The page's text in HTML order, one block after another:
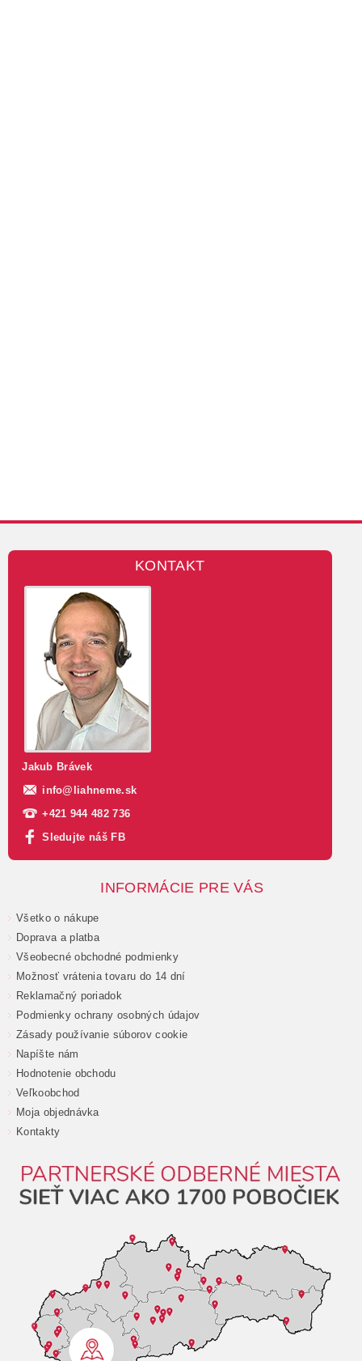
KONTAKT
Jakub Brávek
info@ liahneme.sk
+421 944 482 736
Sledujte náš FB
INFORMÁCIE PRE VÁS
Všetko o nákupe
Doprava a platba
Všeobecné obchodné podmienky
Možnosť vrátenia tovaru do 14 dní
Reklamačný poriadok
Podmienky ochrany osobných údajov
Zásady používanie súborov cookie
Napíšte nám
Hodnotenie obchodu
Veľkoobchod
Moja objednávka
Kontakty